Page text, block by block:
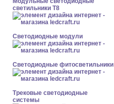
светильники Т8
Светодиодные модули
Светодиодные фитосветильники
Трековые светодиодные
системы